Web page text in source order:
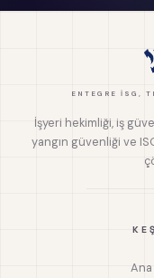
ENTEGRE İSG,
İşyeri hekimliği, iş
yangın güvenliği ve